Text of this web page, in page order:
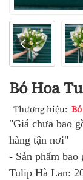
Bó Hoa
Thương hiệu:
"Giá chưa bao
hàng tận nơi"
- Sản phẩm bao
Tulip Hà Lan: